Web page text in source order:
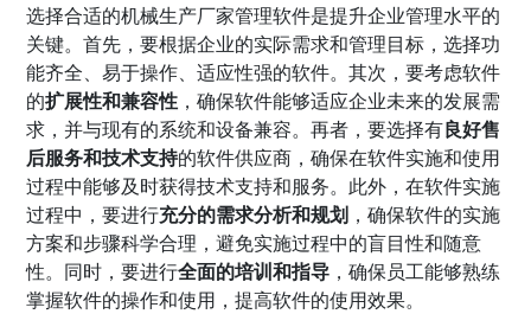
选择合适的机械生产厂家管理软件是提升企业管理水平的
关键。首先，要根据企业的实际需求和管理目标，选择功
能齐全、易于操作、适应性强的软件。其次，要考虑软件
的扩展性和兼容性 ，确保软件能够适应企业未来的发展需
求，并与现有的系统和设备兼容。再者，要选择有良好售
后服务和技术支持的软件供应商，确保在软件实施和使用
过程中能够及时获得技术支持和服务。此外，在软件实施
过程中，要进行充分的需求分析和规划 ，确保软件的实施
方案和步骤科学合理，避免实施过程中的盲目性和随意
性。同时，要进行全面的培训和指导 ，确保员工能够熟练
掌握软件的操作和使用，提高软件的使用效果。